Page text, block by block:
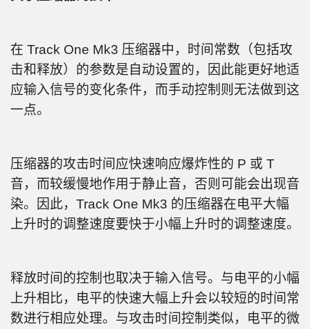
在 Track One Mk3 压缩器中，时间常数（包括攻
击和释放）的参数是自动设置的，因此能更好地适
应输入信号的变化条件，而手动控制则无法做到这
一点。
压缩器的攻击时间应快速响应爆炸性的 P 或 T
音，而较缓慢地作用于静止音，否则可能会出现音
染。因此，Track One Mk3 的压缩器在电平大幅
上升时的调整速度要快于小幅上升时的调整速度。
释放时间的控制也取决于输入信号。与电平的小幅
上升相比，电平的快速大幅上升会以较短的时间常
数进行相应处理。与攻击时间控制类似，电平的微